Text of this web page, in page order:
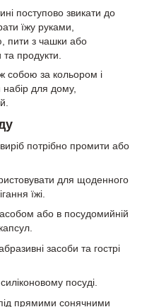
поступово звикати до
їжу руками,
пити з чашки або
та продукти.
собою за кольором і
для дому,
потрібно промити або
для щоденного
їжі.
або в посудомийній
засоби та гострі
посуді.
прямими сонячними